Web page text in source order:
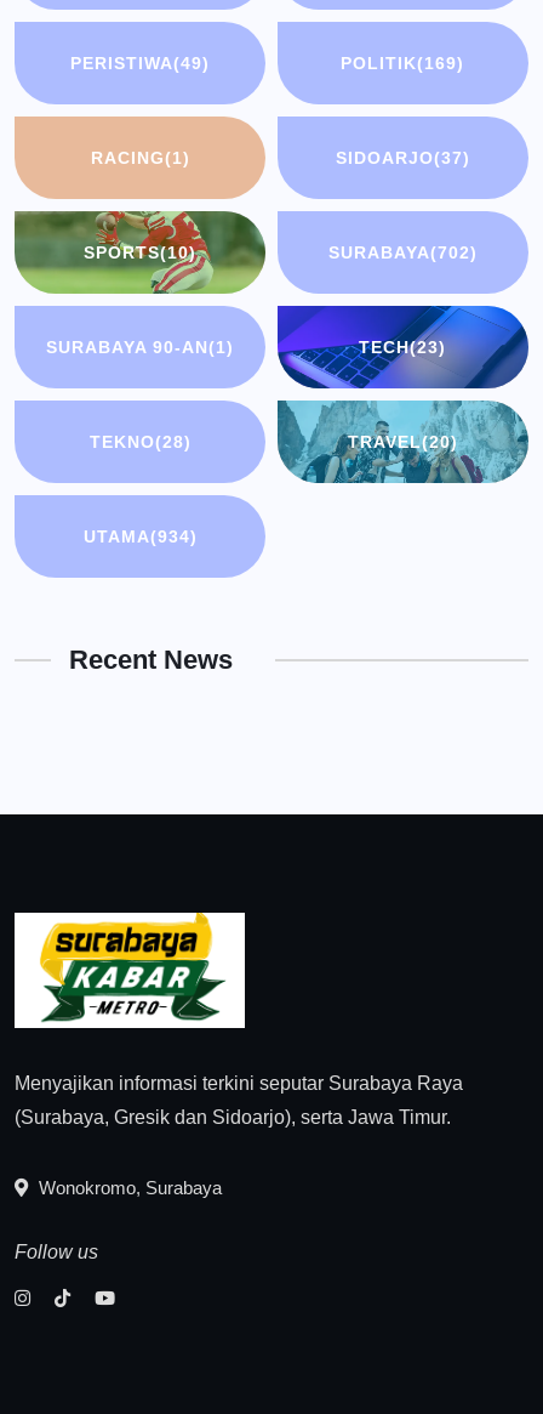
PERISTIWA(49) POLITIK(169)
RACING(1) SIDOARJO(37)
SPORTS(10) SURABAYA(702)
SURABAYA 90-AN(1) TECH(23)
TEKNO(28) TRAVEL(20)
UTAMA(934)
Recent News
Menyajikan informasi terkini seputar Surabaya Raya
(Surabaya, Gresik dan Sidoarjo), serta Jawa Timur.
Wonokromo, Surabaya
Follow us